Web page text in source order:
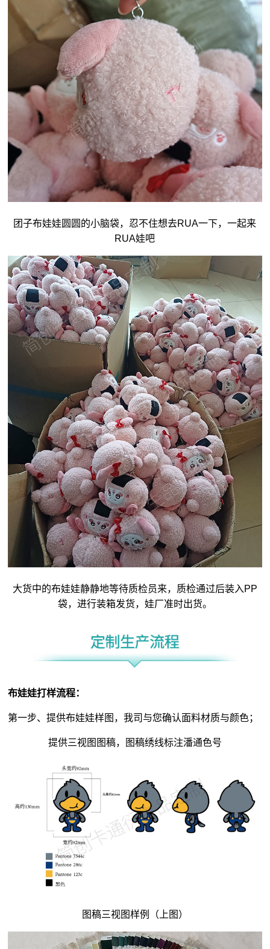
团子布娃娃 圆圆的小脑袋，忍不住想去RUA一下，一起来
RUA娃吧
大货中的布娃娃静静地等待质检员来，质检通过后装入PP
袋，进行装箱发货，娃厂准时出货。
布娃娃打样流程：
第一步、提供布娃娃样图，我司与您确认面料材质与颜色；
提供三视图图稿，图稿绣线标注潘通色号
图稿三视图样例（上图）